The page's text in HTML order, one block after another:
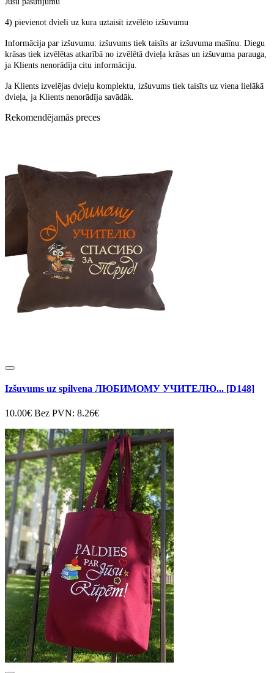
4) pievienot dvieli uz kura uztaisīt izvēlēto izšuvumu
Informācija par izšuvumu: izšuvums tiek taisīts ar izšuvuma mašīnu. Diegu
krāsas tiek izvēlētas atkarībā no izvēlētā dvieļa krāsas un izšuvuma parauga,
ja Klients nenorādīja citu informāciju.
Ja Klients izvelējas dvieļu komplektu, izšuvums tiek taisīts uz viena lielākā
dvieļa, ja Klients nenorādīja savādāk.
Rekomendējamās preces
Izšuvums uz spilvena ЛЮБИМОМУ УЧИТЕЛЮ... [D148]
10.00€ Bez PVN: 8.26€